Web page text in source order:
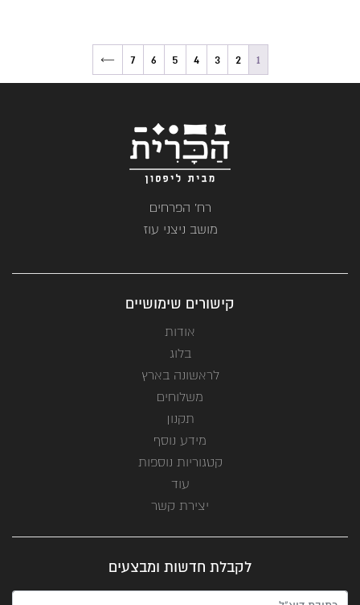
1
2
3
4
5
6
7
←
רח' הפרחים
מושב ניצני עוז
קישורים שימושיים
אודות
בלוג
לראשונה בארץ
משלוחים
תקנון
מידע נוסף
קטגוריות נוספות
עוד
יצירת קשר
לקבלת חדשות ומבצעים